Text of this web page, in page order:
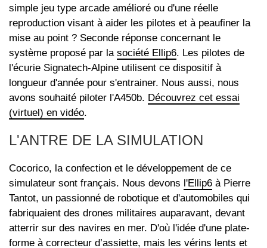
simple jeu type arcade amélioré ou d'une réelle
reproduction visant à aider les pilotes et à peaufiner la
mise au point ? Seconde réponse concernant le
système proposé par la société Ellip6. Les pilotes de
l'écurie Signatech-Alpine utilisent ce dispositif à
longueur d'année pour s'entrainer. Nous aussi, nous
avons souhaité piloter l'A450b. Découvrez cet essai
(virtuel) en vidéo.
L'ANTRE DE LA SIMULATION
Cocorico, la confection et le développement de ce
simulateur sont français. Nous devons l'Ellip6 à Pierre
Tantot, un passionné de robotique et d'automobiles qui
fabriquaient des drones militaires auparavant, devant
atterrir sur des navires en mer. D'où l'idée d'une plate-
forme à correcteur d’assiette, mais les vérins lents et